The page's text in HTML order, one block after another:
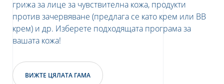
грижа за лице за чувствителна кожа, продукти
против зачервяване (предлага се като крем или BB
крем) и др. Изберете подходящата програма за
вашата кожа!
ВИЖТЕ ЦЯЛАТА ГАМА